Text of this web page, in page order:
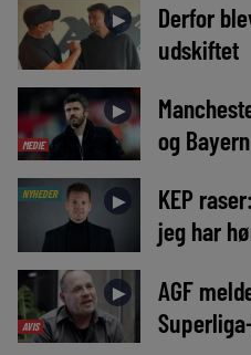
►
Derfor
udskiftet
MEDIE
►
og Bayern
NYHEDER ►
KEP
jeg har
AVIS
►
AGF